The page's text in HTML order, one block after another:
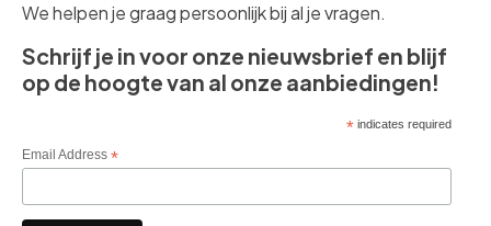
We helpen je graag persoonlijk bij al je vragen.
Schrijf je in voor onze nieuwsbrief en blijf
op de hoogte van al onze aanbiedingen!
*indicates required
Email Address *